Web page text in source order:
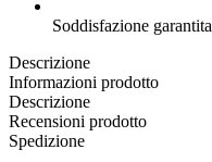
Soddisfazione garantita
Descrizione
Informazioni prodotto
Descrizione
Recensioni prodotto
Spedizione